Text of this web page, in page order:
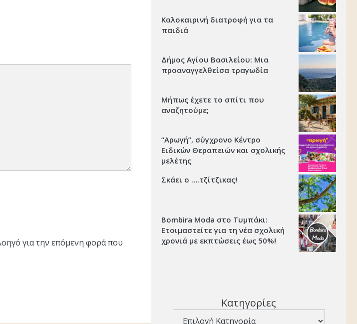
για την επόμενη φορά που
Καλοκαιρινή διατροφή για τα
παιδιά
Δήμος Αγίου Βασιλείου: Μια
προαναγγελθείσα τραγωδία
Μήπως έχετε το σπίτι που
αναζητούμε;
“Αρωγή”, σύγχρονο Κέντρο
Ειδικών Θεραπειών και σχολικής
μελέτης
Σκάει ο ….τζίτζικας!
Bombira Moda στο Τυμπάκι:
Ετοιμαστείτε για τη νέα σχολική
χρονιά με εκπτώσεις έως 50%!
Κατηγορίες